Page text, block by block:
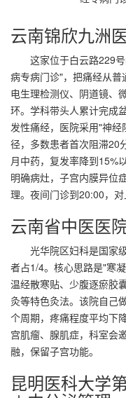
云南锦欣九洲
这家位于白云路229
病专病门诊"，把痛经从
电生理检测仪、阴道镜、
环。学科带头人累计完成
发性痛经，医院采用"神
径，多数患者首次阻滞20
月中药，复发率降到15%
明确病灶，子宫内膜异位
理。夜间门诊到20:00，对
云南省中医医
光华院区妇科是国家
者占1/4。核心思路是"寒
温经散寒贴、少腹逐瘀胶
灸等特色灸法。该院自己
个周期，疼痛程度平均下
宫肌瘤、腺肌症，科室会
融，保留子宫功能。
昆明医科大学